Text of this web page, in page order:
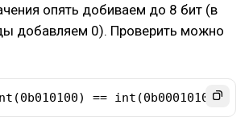
опять добиваем до 8 бит (в
добавляем 0). Проверить можно
== int(0b00010100)